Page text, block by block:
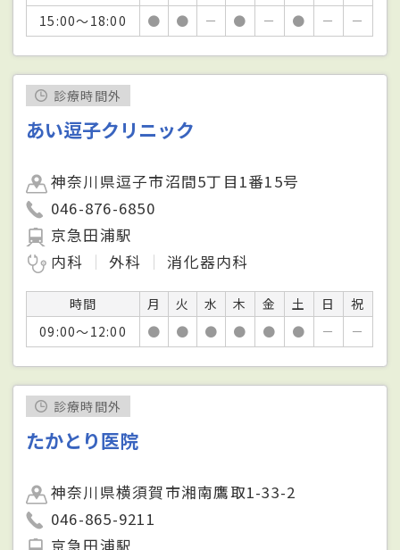
15:00～18:00
● ● － ● － ● － －
診療時間外
あい逗子クリニック
神奈川県逗子市沼間5丁目1番15号
046-876-6850
京急田浦駅
内科
外科 消化器内科
時間 月 火 水 木 金 土 日
祝
09:00～12:00
● ● ● ● ● ● － －
診療時間外
たかとり医院
神奈川県横須賀市湘南鷹取1-33-2
046-865-9211
京急田浦駅